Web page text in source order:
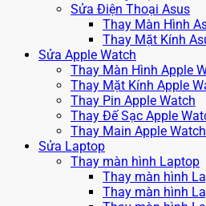
Sửa Điện Thoại Asus
Thay Màn Hình
Thay Mặt Kính
Sửa Apple Watch
Thay Màn Hình Apple
Thay Mặt Kính Apple
Thay Pin Apple Watch
Thay Đế Sạc Apple
Thay Main Apple Watch
Sửa Laptop
Thay màn hình Laptop
Thay màn hình
Thay màn hình